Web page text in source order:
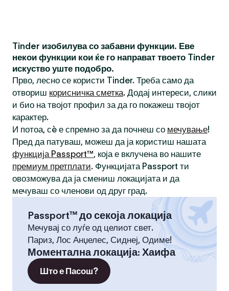
Tinder изобилува со забавни функции. Еве
некои функции кои ќе го направат твоето Tinder
искуство уште подобро.
Прво, лесно се користи Tinder. Треба само да
отвориш корисничка сметка. Додај интереси, слики
и био на твојот профил за да го покажеш твојот
карактер.
И потоа, сè е спремно за да почнеш со мечување!
Пред да патуваш, можеш да ја користиш нашата
функција Passport™, која е вклучена во нашите
премиум претплати. Функцијата Passport ти
овозможува да ја смениш локацијата и да
мечуваш со членови од друг град.
Passport™ до секоја локација
Мечувај со луѓе од целиот свет.
Париз, Лос Анџелес, Сиднеј, Одиме!
Моментална локација: Хаифа
Што е Пасош?